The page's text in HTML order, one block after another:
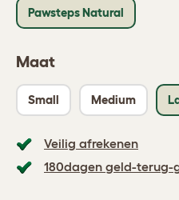
Pawsteps Natural
Maat
Small Medium
Veilig afrekenen
180dagen geld-terug-